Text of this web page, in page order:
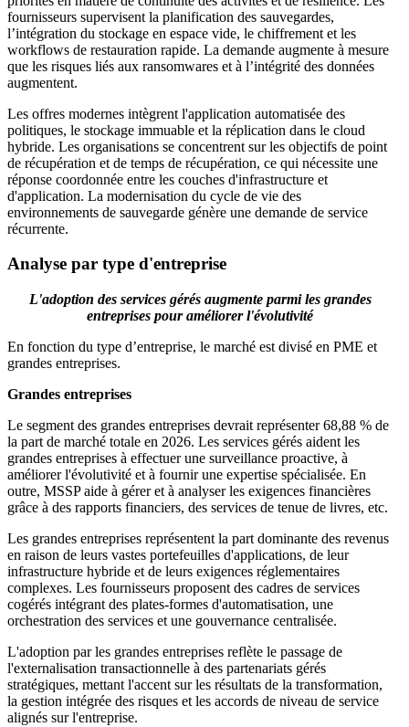
fournisseurs supervisent la planification des sauvegardes,
l’intégration du stockage en espace vide, le chiffrement et les
workflows de restauration rapide. La demande augmente à mesure
que les risques liés aux ransomwares et à l’intégrité des données
augmentent.
Les offres modernes intègrent l'application automatisée des
politiques, le stockage immuable et la réplication dans le cloud
hybride. Les organisations se concentrent sur les objectifs de point
de récupération et de temps de récupération, ce qui nécessite une
réponse coordonnée entre les couches d'infrastructure et
d'application. La modernisation du cycle de vie des
environnements de sauvegarde génère une demande de service
récurrente.
Analyse par type d'entreprise
L'adoption des services gérés augmente parmi les grandes
entreprises pour améliorer l'évolutivité
En fonction du type d’entreprise, le marché est divisé en PME et
grandes entreprises.
Grandes entreprises
Le segment des grandes entreprises devrait représenter 68,88 % de
la part de marché totale en 2026. Les services gérés aident les
grandes entreprises à effectuer une surveillance proactive, à
améliorer l'évolutivité et à fournir une expertise spécialisée. En
outre, MSSP aide à gérer et à analyser les exigences financières
grâce à des rapports financiers, des services de tenue de livres, etc.
Les grandes entreprises représentent la part dominante des revenus
en raison de leurs vastes portefeuilles d'applications, de leur
infrastructure hybride et de leurs exigences réglementaires
complexes. Les fournisseurs proposent des cadres de services
cogérés intégrant des plates-formes d'automatisation, une
orchestration des services et une gouvernance centralisée.
L'adoption par les grandes entreprises reflète le passage de
l'externalisation transactionnelle à des partenariats gérés
stratégiques, mettant l'accent sur les résultats de la transformation,
la gestion intégrée des risques et les accords de niveau de service
alignés sur l'entreprise.